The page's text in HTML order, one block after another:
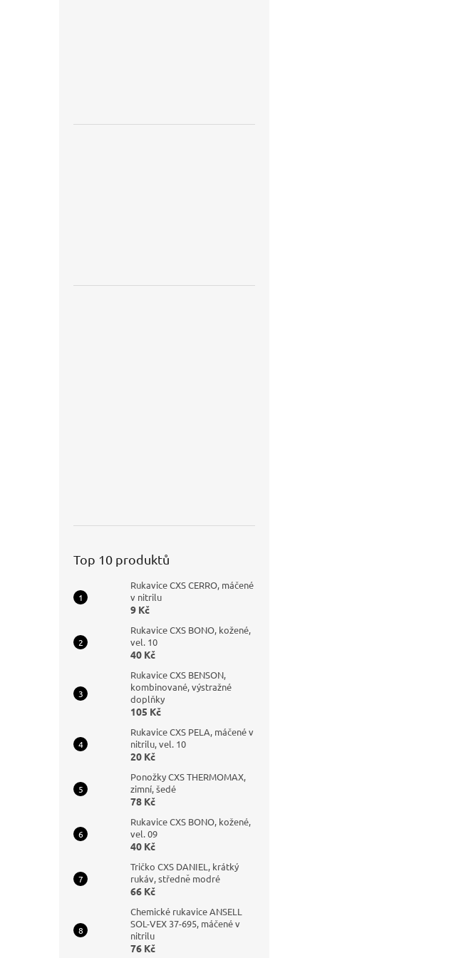
Top 10 produktů
Rukavice CXS CERRO, máčené
v nitrilu
9 Kč
Rukavice CXS BONO, kožené,
vel. 10
40 Kč
Rukavice CXS BENSON,
kombinované, výstražné
doplňky
105 Kč
Rukavice CXS PELA, máčené v
nitrilu, vel. 10
20 Kč
Ponožky CXS THERMOMAX,
zimní, šedé
78 Kč
Rukavice CXS BONO, kožené,
vel. 09
40 Kč
Tričko CXS DANIEL, krátký
rukáv, středně modré
66 Kč
Chemické rukavice ANSELL
SOL-VEX 37-695, máčené v
nitrilu
76 Kč